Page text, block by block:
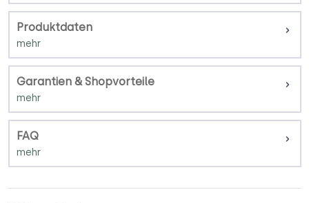
Produktdaten
Garantien & Shopvorteile
FAQ